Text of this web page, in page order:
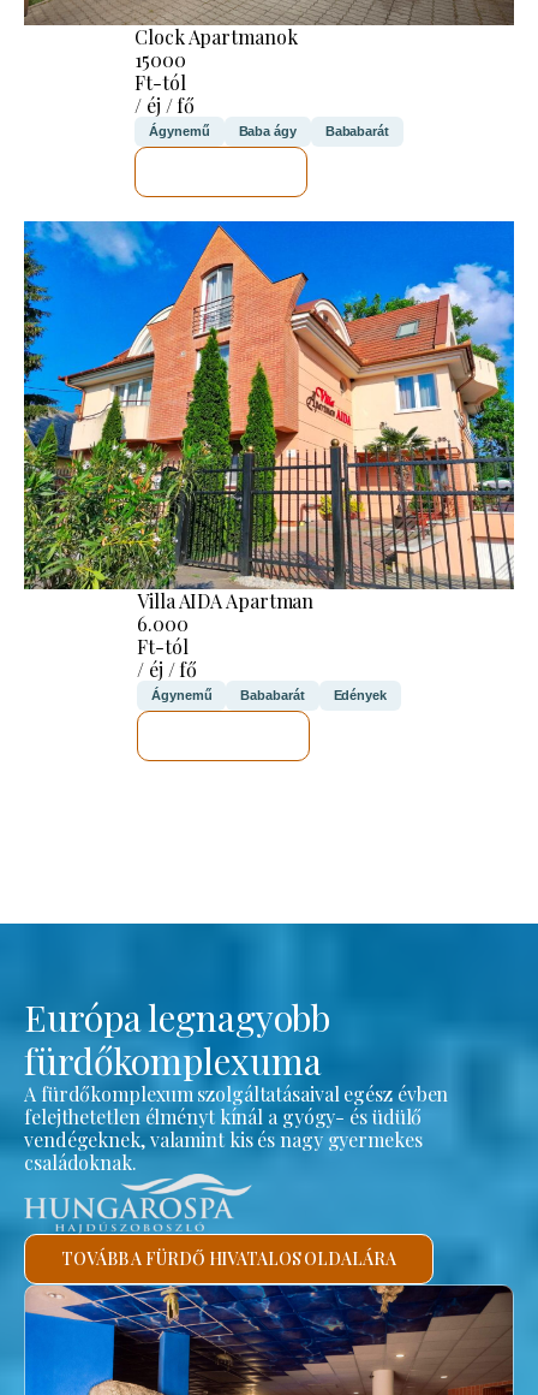
Clock Apartmanok
15000
Ft-tól
/ éj / fő
Ágynemű Baba ágy Bababarát
Villa AIDA Apartman
6.000
Ft-tól
/ éj / fő
Ágynemű Bababarát Edények
Európa legnagyobb
fürdőkomplexuma
A fürdőkomplexum szolgáltatásaival egész évben
felejthetetlen élményt kínál a gyógy- és üdülő
vendégeknek, valamint kis és nagy gyermekes
családoknak.
TOVÁBB A FÜRDŐ HIVATALOS OLDALÁRA